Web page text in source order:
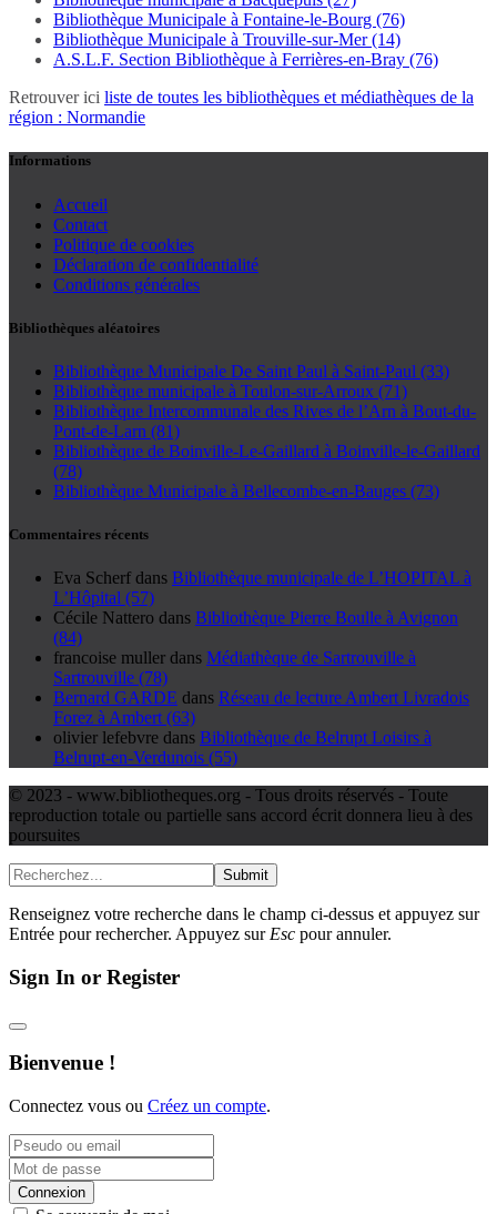
Bibliothèque Municipale à Fontaine-le-Bourg (76)
Bibliothèque Municipale à Trouville-sur-Mer (14)
A.S.L.F. Section Bibliothèque à Ferrières-en-Bray (76)
Retrouver ici liste de toutes les bibliothèques et médiathèques de la
région : Normandie
Informations
Accueil
Contact
Politique de cookies
Déclaration de confidentialité
Conditions générales
Bibliothèques aléatoires
Bibliothèque Municipale De Saint Paul à Saint-Paul (33)
Bibliothèque municipale à Toulon-sur-Arroux (71)
Bibliothèque Intercommunale des Rives de l’Arn à Bout-du-
Pont-de-Larn (81)
Bibliothèque de Boinville-Le-Gaillard à Boinville-le-Gaillard
(78)
Bibliothèque Municipale à Bellecombe-en-Bauges (73)
Commentaires récents
Eva Scherf dans Bibliothèque municipale de L’HOPITAL à
L’Hôpital (57)
Cécile Nattero dans Bibliothèque Pierre Boulle à Avignon
(84)
francoise muller dans Médiathèque de Sartrouville à
Sartrouville (78)
Bernard GARDE dans Réseau de lecture Ambert Livradois
Forez à Ambert (63)
olivier lefebvre dans Bibliothèque de Belrupt Loisirs à
Belrupt-en-Verdunois (55)
© 2023 - www.bibliotheques.org - Tous droits réservés - Toute
reproduction totale ou partielle sans accord écrit donnera lieu à des
poursuites
Submit
Renseignez votre recherche dans le champ ci-dessus et appuyez sur
Entrée pour rechercher. Appuyez sur Esc pour annuler.
Sign In or Register
Bienvenue !
Connectez vous ou Créez un compte.
Connexion